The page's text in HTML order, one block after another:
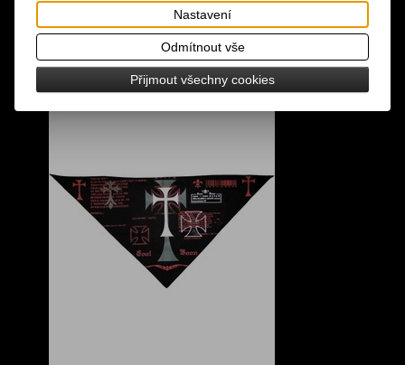
Nastavení
Odmítnout vše
Přijmout všechny cookies